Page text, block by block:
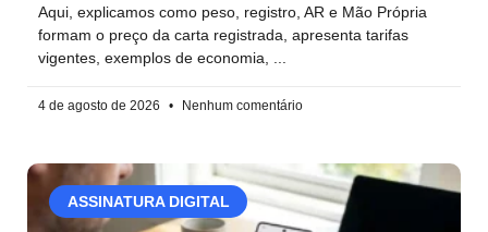
Aqui, explicamos como peso, registro, AR e Mão Própria
formam o preço da carta registrada, apresenta tarifas
vigentes, exemplos de economia,
4 de agosto de 2026 Nenhum comentário
ASSINATURA DIGITAL